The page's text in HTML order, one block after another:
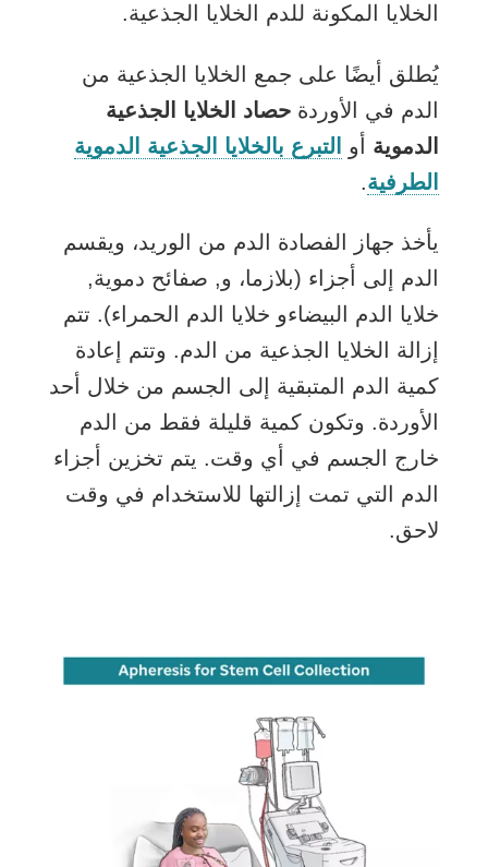
الخلايا المكونة للدم
الخلايا الجذعية.
يُطلق أيضًا على جمع الخلايا الجذعية من
الدم في الأوردة حصاد الخلايا الجذعية
الدموية أو
التبرع بالخلايا الجذعية الدموية
الطرفية.
يأخذ جهاز الفصادة الدم من الوريد، ويقسم
الدم إلى أجزاء (بلازما، و, صفائح دموية,
خلايا الدم البيضاءو خلايا الدم الحمراء). تتم
إزالة الخلايا الجذعية من الدم. وتتم إعادة
كمية الدم المتبقية إلى الجسم من خلال أحد
الأوردة. وتكون كمية قليلة فقط من الدم
خارج الجسم في أي وقت. يتم تخزين أجزاء
الدم التي تمت إزالتها للاستخدام في وقت
لاحق.